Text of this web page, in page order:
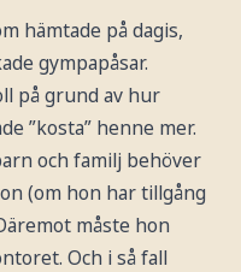
hämtade på dagis,
gympapåsar.
på grund av hur
”kosta” henne mer.
och familj behöver
(om hon har tillgång
måste hon
Och i så fall